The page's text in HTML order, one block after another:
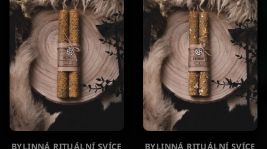
BYLINNÁ RITUÁLNÍ SVÍCE
BYLINNÁ RITUÁLNÍ SVÍCE